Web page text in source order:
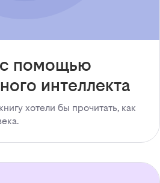
с помощью
интеллекта
хотели бы прочитать, как